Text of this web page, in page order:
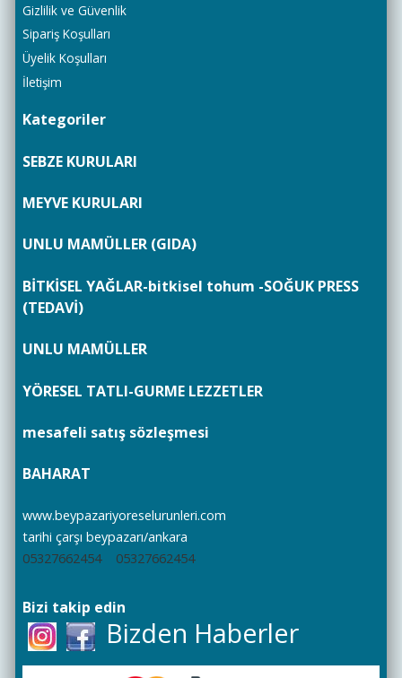
Gizlilik ve Güvenlik
Sipariş Koşulları
Üyelik Koşulları
İletişim
Kategoriler
SEBZE KURULARI
MEYVE KURULARI
UNLU MAMÜLLER (GIDA)
BİTKİSEL YAĞLAR-bitkisel tohum -SOĞUK PRESS
(TEDAVİ)
UNLU MAMÜLLER
YÖRESEL TATLI-GURME LEZZETLER
mesafeli satış sözleşmesi
BAHARAT
www.beypazariyoreselurunleri.com
tarihi çarşı beypazarı/ankara
05327662454
05327662454
Bizi takip edin
Bizden Haberler